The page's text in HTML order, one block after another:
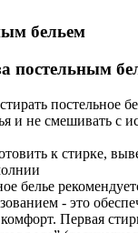
бельем
постельным
постельное
и не смешивать с
к стирке,
белье
- это
Первая